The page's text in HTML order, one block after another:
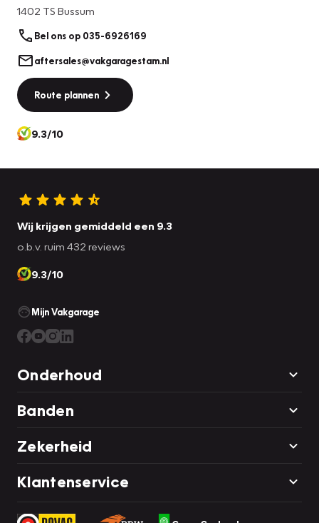
1402 TS Bussum
Bel ons op 035-6926169
aftersales@vakgaragestam.nl
Route plannen
9.3/10
Wij krijgen gemiddeld een 9.3
o.b.v. ruim 432 reviews
9.3/10
Mijn Vakgarage
Onderhoud
Banden
Zekerheid
Klantenservice